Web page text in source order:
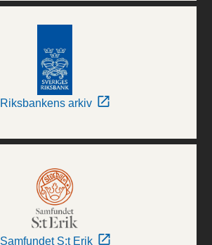
Riksbankens arkiv
Samfundet S:t Erik